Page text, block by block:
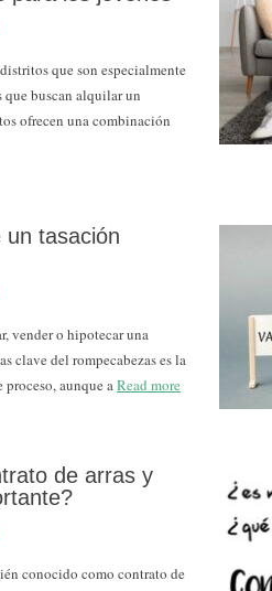
que son especialmente
buscan alquilar un
ofrecen una combinación
un tasación
vender o hipotecar una
clave del rompecabezas es la
aunque aRead more
de arras y
conocido como contrato de